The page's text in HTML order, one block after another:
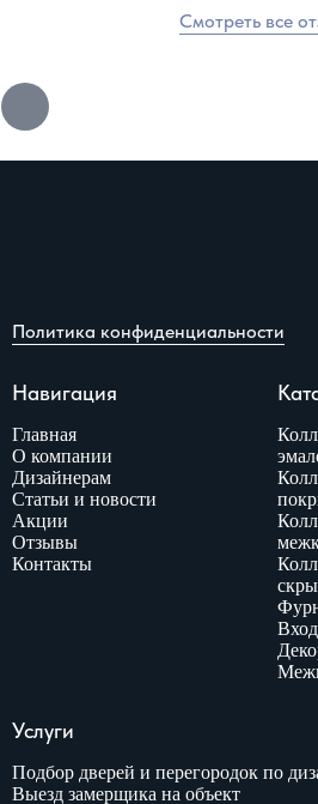
Смотреть все
Политика конфиденциальности
Навигация
Главная
О компании
Дизайнерам
Статьи и новости
Акции
Отзывы
Контакты
Услуги
Подбор дверей и перегородок по
Выезд замерщика на объект